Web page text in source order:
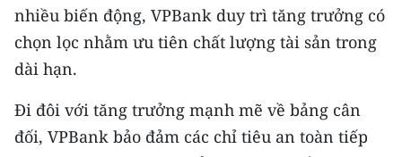
nhiều biến động, VPBank duy trì tăng trưởng có
chọn lọc nhằm ưu tiên chất lượng tài sản trong
dài hạn.
Đi đôi với tăng trưởng mạnh mẽ về bảng cân
đối, VPBank bảo đảm các chỉ tiêu an toàn tiếp